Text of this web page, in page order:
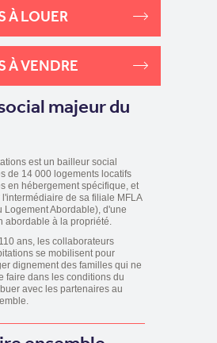
À LOUER
À VENDRE
majeur du
est un bailleur social
de 14 000 logements locatifs
en hébergement spécifique, et
de sa filiale MFLA
Logement Abordable), d'une
abordable à la propriété.
ans, les collaborateurs
se mobilisent pour
dignement des familles qui ne
faire dans les conditions du
avec les partenaires au